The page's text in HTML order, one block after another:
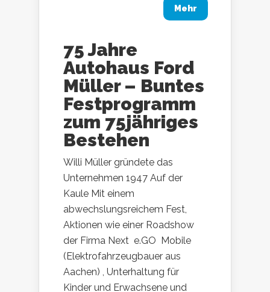
Mehr
75 Jahre
Autohaus Ford
Müller – Buntes
Festprogramm
zum 75jähriges
Bestehen
Willi Müller gründete das
Unternehmen 1947 Auf der
Kaule Mit einem
abwechslungsreichem Fest,
Aktionen wie einer Roadshow
der Firma Next e.GO Mobile
(Elektrofahrzeugbauer aus
Aachen) , Unterhaltung für
Kinder und Erwachsene und